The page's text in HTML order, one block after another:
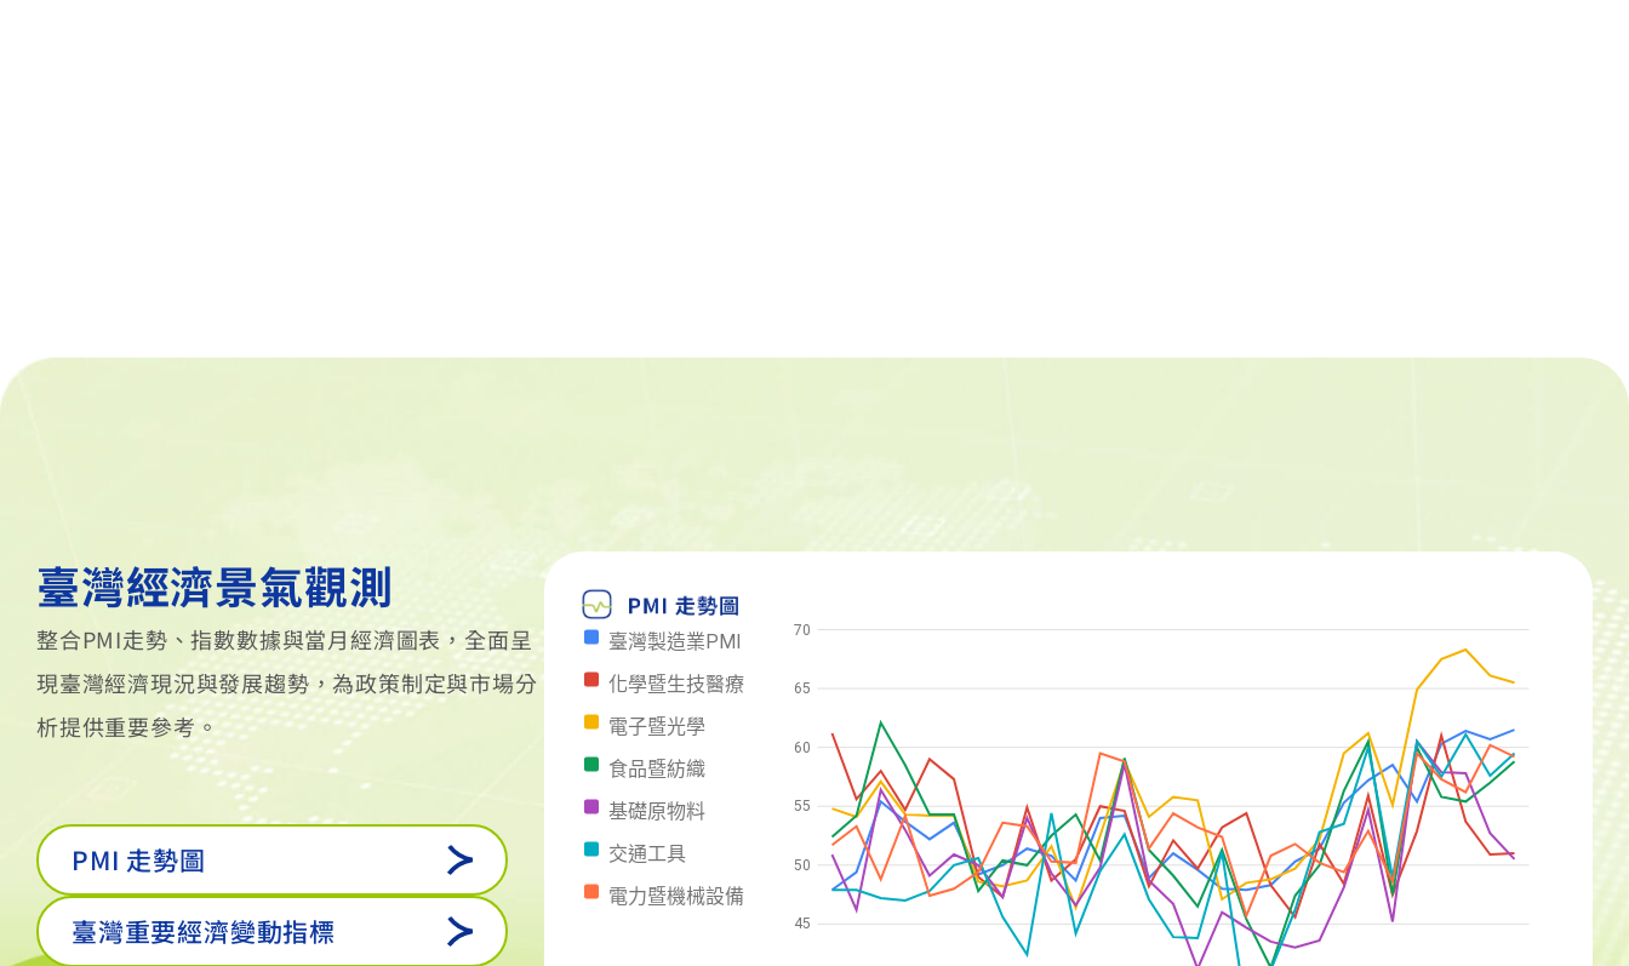
臺灣經濟景氣觀測
整合PMI走勢、指數數據與當月經濟圖表，全面呈
現臺灣經濟現況與發展趨勢，為政策制定與市場分
析提供重要參考。
PMI 走勢圖
臺灣重要經濟變動指標
臺灣製造業PMI
化學暨生技醫療
電子暨光學
食品暨紡織
基礎原物料
交通工具
電力暨機械設備
45
50
55
60
65
70